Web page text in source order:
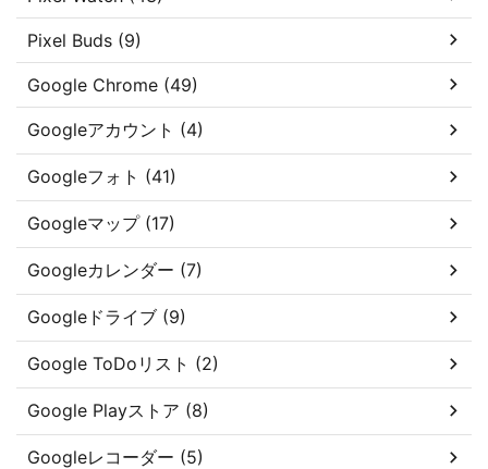
Pixel Buds (9)
Google Chrome (49)
Googleアカウント (4)
Googleフォト (41)
Googleマップ (17)
Googleカレンダー (7)
Googleドライブ (9)
Google ToDoリスト (2)
Google Playストア (8)
Googleレコーダー (5)